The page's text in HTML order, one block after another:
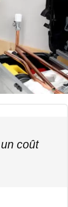
coût